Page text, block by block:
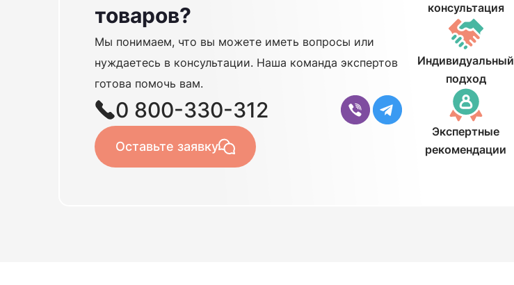
товаров?
Мы понимаем, что вы можете иметь вопросы или
нуждаетесь в консультации. Наша команда экспертов
готова помочь вам.
0 800-330-312
Оставьте заявку
консультация
Индивидуальный
подход
Экспертные
рекомендации